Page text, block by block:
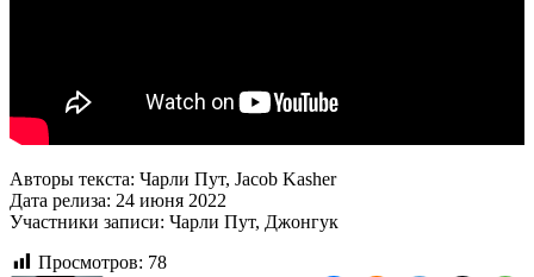
Авторы текста: Чарли Пут, Jacob Kasher
Дата релиза: 24 июня 2022
Участники записи: Чарли Пут, Джонгук
Просмотров: 78